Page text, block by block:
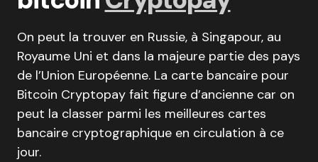
On peut la trouver en Russie, à Singapour, au
Royaume Uni et dans la majeure partie des pays
de l’Union Européenne. La carte bancaire pour
Bitcoin Cryptopay fait figure d’ancienne car on
peut la classer parmi les meilleures cartes
bancaire cryptographique en circulation à ce
jour.